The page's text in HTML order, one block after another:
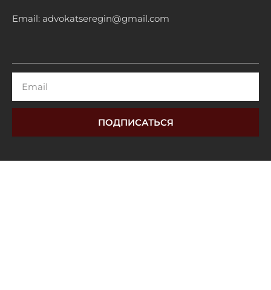
Email: advokatseregin@gmail.com
ПОДПИСАТЬСЯ